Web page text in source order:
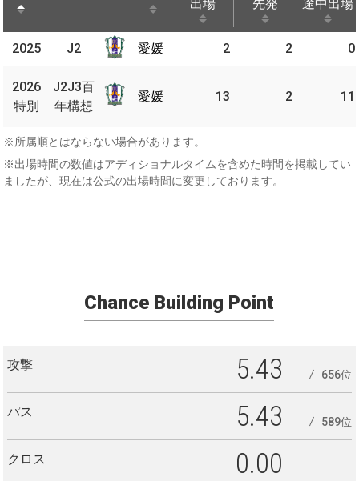
出場 先発 途中出場
途中出場
2025 愛媛 2 2 0
2026
特別
百年
構想
愛媛 13 2 11
2025 J2 愛媛
2026
特別
J2J3百
年構想
愛媛
※所属順とはならない場合があります。
※出場時間の数値はアディショナルタイムを含めた時間を掲載してい
ましたが、現在は公式の出場時間に変更しております。
Chance Building Point
攻撃 5.43 656位
パス 5.43 589位
クロス 0.00